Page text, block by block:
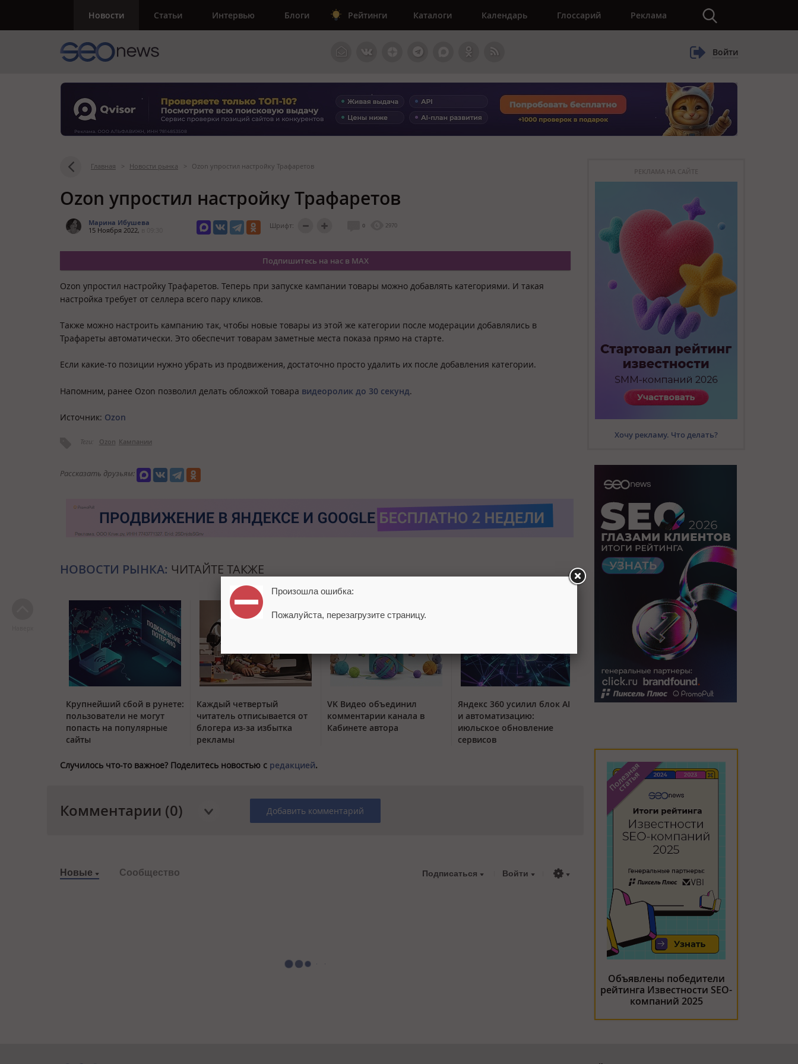
Новости Статьи Интервью Блоги Рейтинги Каталоги Календарь Глоссарий Реклама
Войти
Главная > Новости рынка > Ozon упростил настройку Трафаретов
Ozon упростил настройку Трафаретов
Марина Ибушева
15 Ноября 2022,
Шрифт: 0 2970
Подпишитесь на нас в MAX
Ozon упростил настройку Трафаретов. Теперь при запуске кампании товары можно добавлять категориями. И такая
настройка требует от селлера всего пару кликов.
Также можно настроить кампанию так, чтобы новые товары из этой же категории после модерации добавлялись в
Трафареты автоматически. Это обеспечит товарам заметные места показа прямо на старте.
Если какие-то позиции нужно убрать из продвижения, достаточно просто удалить их после добавления категории.
Напомним, ранее Ozon позволил делать обложкой товара видеоролик до 30 секунд.
Источник: Ozon
Теги: Ozon Кампании
Рассказать друзьям:
НОВОСТИ РЫНКА: ЧИТАЙТЕ ТАКЖЕ
Крупнейший сбой в рунете:
пользователи не могут
попасть на популярные
сайты
Каждый четвертый
читатель отписывается от
блогера из-за избытка
рекламы
VK Видео объединил
комментарии канала в
Кабинете автора
Яндекс 360 усилил блок AI
и автоматизацию:
июльское обновление
сервисов
Случилось что-то важное? Поделитесь новостью с редакцией.
Комментарии (0) Добавить комментарий
Новые Сообщество Подписаться Войти
РЕКЛАМА НА САЙТЕ
Хочу рекламу. Что делать?
Объявлены победители
рейтинга Известности SEO-
компаний 2025
Произошла ошибка:
Пожалуйста, перезагрузите страницу.